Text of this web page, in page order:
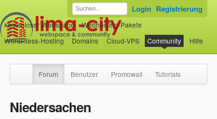
kostenloser Webspace
Webhosting-Pakete
WordPress-Hosting
Domains Cloud-VPS Community Hilfe
Login Registrierung
Forum Benutzer Promowall Tutorials
Niedersachen